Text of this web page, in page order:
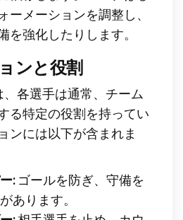
ーメーションを調整し、
を強化したりします。
ンと役割
各選手は通常、チーム
る特定の役割を持ってい
ンには以下が含まれま
: ゴールを防ぎ、守備を
あります。